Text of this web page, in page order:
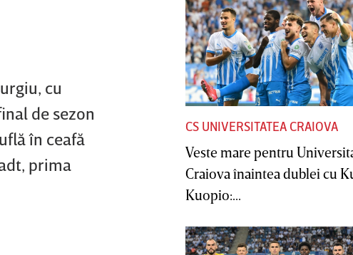
cu
de sezon
în ceafă
prima
CS UNIVERSITATEA CRAIOVA
Veste mare pentru
Craiova înaintea dublei cu
Kuopio:...